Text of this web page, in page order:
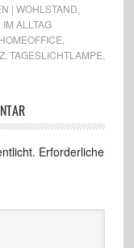
| WOHLSTAND
ALLTAG
HOMEOFFICE
, TAGESLICHTLAMPE
Erforderliche